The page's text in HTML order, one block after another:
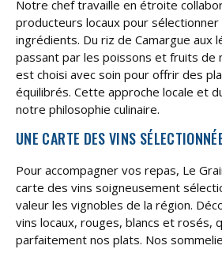
Notre chef travaille en étroite
producteurs locaux pour sélectionner
ingrédients. Du riz de Camargue aux
passant par les poissons et fruits de
est choisi avec soin pour offrir des
équilibrés. Cette approche locale et
notre philosophie culinaire.
UNE CARTE DES VINS
Pour accompagner vos repas, Le
carte des vins soigneusement
valeur les vignobles de la région.
vins locaux, rouges, blancs et rosés,
parfaitement nos plats. Nos